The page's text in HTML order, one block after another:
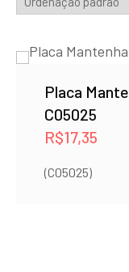
Placa
C05025
R$17,35
(C05025)